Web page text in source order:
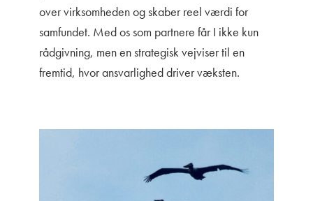
over virksomheden og skaber reel værdi for
samfundet. Med os som partnere får I ikke kun
rådgivning, men en strategisk vejviser til en
fremtid, hvor ansvarlighed driver væksten.